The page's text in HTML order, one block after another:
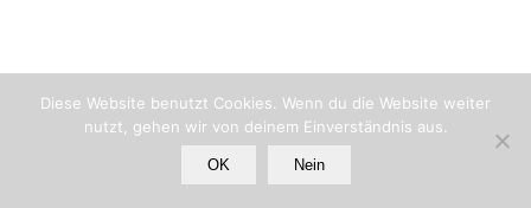
Diese Website benutzt Cookies. Wenn du die Website weiter
nutzt, gehen wir von deinem Einverständnis aus.
OK Nein